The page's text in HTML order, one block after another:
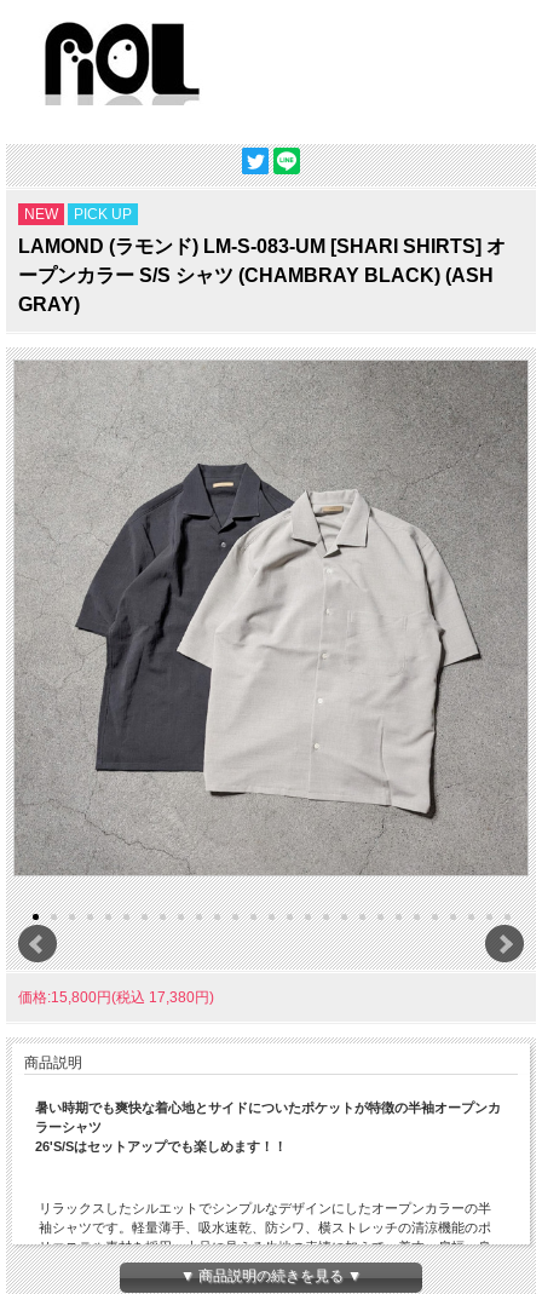
NEW PICK UP
LAMOND (ラモンド) LM-S-083-UM [SHARI SHIRTS] オ
ープンカラー S/S シャツ (CHAMBRAY BLACK) (ASH
GRAY)
価格:15,800円(税込 17,380円)
商品説明
暑い時期でも爽快な着心地とサイドについたポケットが特徴の半袖オープンカ
ラーシャツ
26'S/Sはセットアップでも楽しめます！！
リラックスしたシルエットでシンプルなデザインにしたオープンカラーの半
袖シャツです。軽量薄手、吸水速乾、防シワ、横ストレッチの清涼機能のポ
リエステル素材を採用。上品に見える生地の表情に加えて、着丈、肩幅、身
幅にゆとりをもたせながら、だらしなく見えない様にバランスを計算したシ
ルエットが[LAMOND]らしさを感じさせます。サイドの縫い目に沿ったシーム
▼ 商品説明の続きを見る ▼